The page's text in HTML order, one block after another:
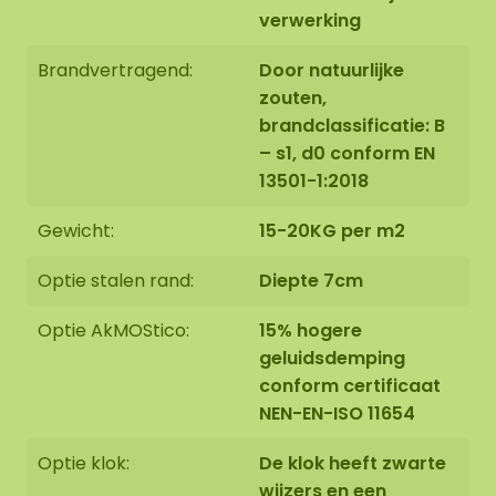
De mosovaal wordt met grote zorg, speciaal voor
Nederland.
U kunt ervoor kiezen om de mosovaal:
Zelf op te halen op Florapark 14 in Asten
Onze ovale mosschilderijen zijn prima te monteren
verwerking
Brandvertragend:
Door natuurlijke
zouten,
brandclassificatie: B
– s1, d0 conform EN
13501-1:2018
Gewicht:
15-20KG per m2
Optie stalen rand:
Diepte 7cm
Optie AkMOStico:
15% hogere
geluidsdemping
conform certificaat
NEN-EN-ISO 11654
Optie klok:
De klok heeft zwarte